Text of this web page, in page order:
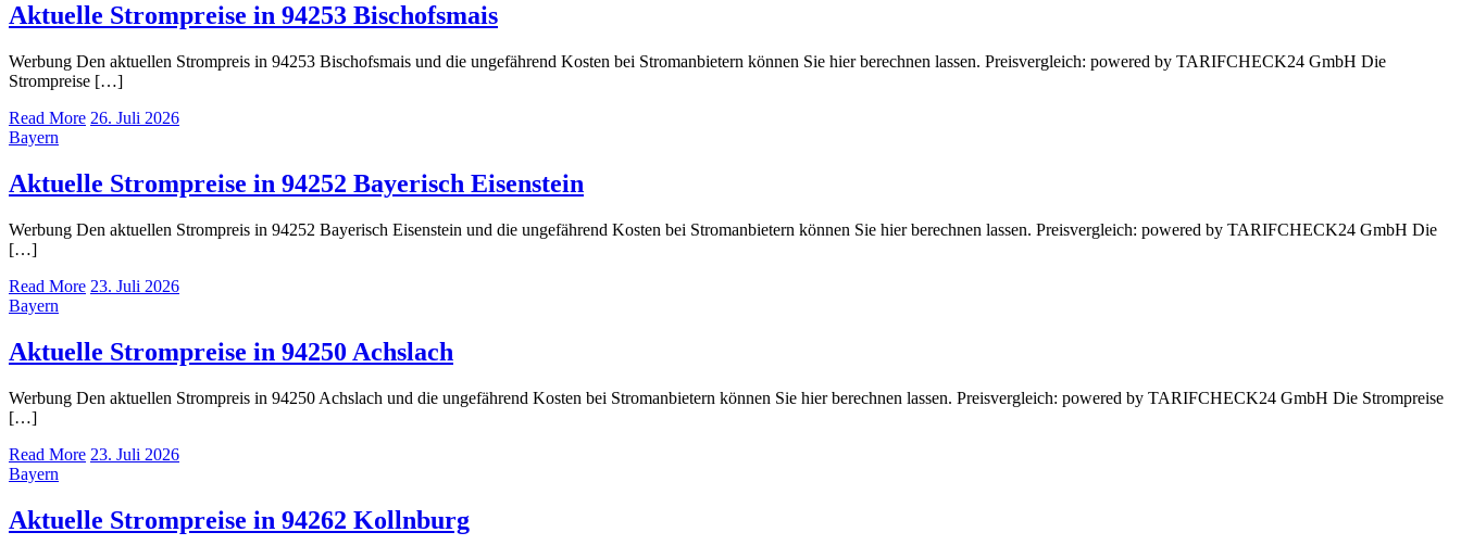
Aktuelle Strompreise in 94253 Bischofsmais
Werbung Den aktuellen Strompreis in 94253 Bischofsmais und die ungefährend Kosten bei Stromanbietern können Sie hier berechnen lassen. Preisvergleich: powered by TARIFCHECK24 GmbH Die
Strompreise […]
Read More 26. Juli 2026
Bayern
Aktuelle Strompreise in 94252 Bayerisch Eisenstein
Werbung Den aktuellen Strompreis in 94252 Bayerisch Eisenstein und die ungefährend Kosten bei Stromanbietern können Sie hier berechnen lassen. Preisvergleich: powered by TARIFCHECK24 GmbH Die
[…]
Read More 23. Juli 2026
Bayern
Aktuelle Strompreise in 94250 Achslach
Werbung Den aktuellen Strompreis in 94250 Achslach und die ungefährend Kosten bei Stromanbietern können Sie hier berechnen lassen. Preisvergleich: powered by TARIFCHECK24 GmbH Die Strompreise
[…]
Read More 23. Juli 2026
Bayern
Aktuelle Strompreise in 94262 Kollnburg